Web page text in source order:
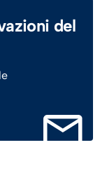
del